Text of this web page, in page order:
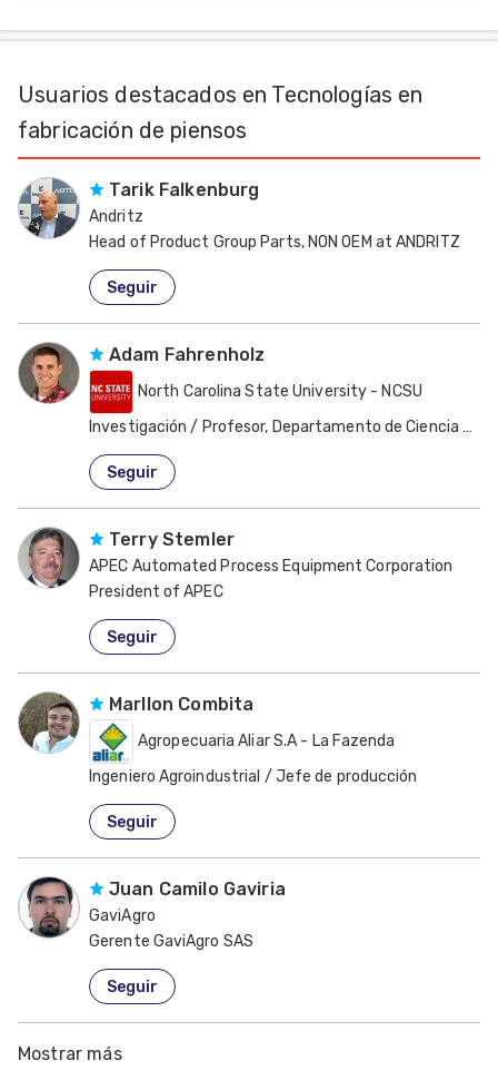
manifestación de un cambio en la formula del
Usuarios destacados en Tecnologías en
fabricación de piensos
Tarik Falkenburg
Andritz
Head of Product Group Parts, NON OEM at ANDRITZ
Estados Unidos de América
Seguir
Adam Fahrenholz
North Carolina State University - NCSU
Investigación / Profesor, Departamento de Ciencia
Estados Unidos de América
Seguir
Terry Stemler
APEC Automated Process Equipment Corporation
President of APEC
Estados Unidos de América
Seguir
Marllon Combita
Agropecuaria Aliar S.A - La Fazenda
Ingeniero Agroindustrial / Jefe de producción
Colombia
Seguir
Juan Camilo Gaviria
GaviAgro
Gerente GaviAgro SAS
Colombia
Seguir
Mostrar más